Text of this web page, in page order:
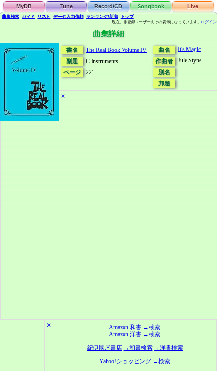
MyDB Tune Record/CD Songbook Live
曲集検索 ガイド リスト データ 入力依頼 ランキング/新着 トップ
現在、非登録ユーザー向けの表示になっています。 ログイン
曲集詳細
書名
The Real Book Volume IV
副題
C Instruments
ページ
221
曲名
It's Magic
作曲者
Jule Styne
別名
邦題
✕
✕ Amazon 和書 →検索
Amazon 洋書 →検索
紀伊國屋書店 →和書検索 →洋書検索
Yahoo!ショッピング →検索